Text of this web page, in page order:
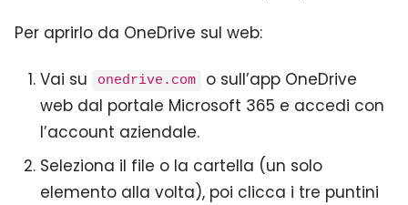
Per aprirlo da OneDrive sul web:
Vai su onedrive.com
o sull’app OneDrive
web dal portale Microsoft 365 e accedi con
l’account aziendale.
Seleziona il file o la cartella (un solo
elemento alla volta), poi clicca i tre puntini